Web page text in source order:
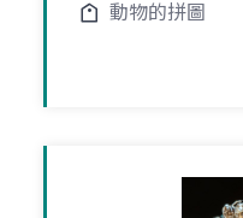
動物的拼圖